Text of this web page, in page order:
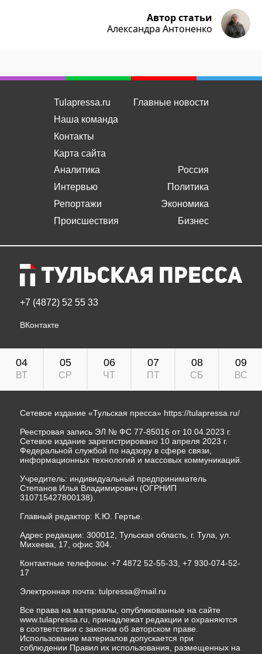
Автор статьи
Александра Антоненко
Tulapressa.ru
Наша команда
Контакты
Карта сайта
Главные новости
Аналитика
Интервью
Репортажи
Происшествия
Россия
Политика
Экономика
Бизнес
+7 (4872) 52 55 33
ВКонтакте
04
ВТ
05
СР
06
ЧТ
07
ПТ
08
СБ
09
ВС
Сетевое издание «Тульская пресса» https://tulapressa.ru/
Реестровая запись ЭЛ № ФС 77-85016 от 10.04.2023 г.
Сетевое издание зарегистрировано 10 апреля 2023 г.
Федеральной службой по надзору в сфере связи,
информационных технологий и массовых коммуникаций.
Учредитель: индивидуальный предприниматель
Степанов Илья Владимирович (ОГРНИП
310715427800138).
Главный редактор: К.Ю. Гертье.
Адрес редакции: 300012, Тульская область, г. Тула, ул.
Михеева, 17, офис 304.
Контактные телефоны: +7 4872 52-55-33, +7 930-074-52-
17
Электронная почта: tulpressa@mail.ru
Все права на материалы, опубликованные на сайте
www.tulapressa.ru, принадлежат редакции и охраняются
в соответствии с законом об авторском праве.
Использование материалов допускается при
соблюдении Правил их использования, размещенных на